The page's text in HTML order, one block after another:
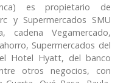
es propietario de
y Supermercados SMU
cadena Vegamercado,
Supermercados del
Hotel Hyatt, del banco
otros negocios, con